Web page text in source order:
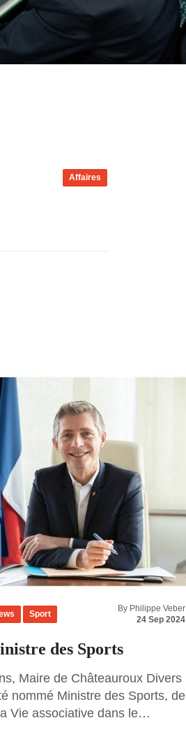
Affaires
Sport
By Philippe Veber
24 Sep 2024
des Sports
Maire de Châteauroux Divers
nommé Ministre des Sports, de
Vie associative dans le